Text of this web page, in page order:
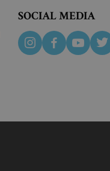
SOCIAL MEDIA